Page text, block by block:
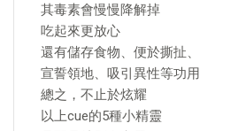
其毒素會慢慢降解掉
吃起來更放心
還有儲存食物、便於撕扯、
宣誓領地、吸引異性等功用
總之，不止於炫耀
以上cue的5種小精靈